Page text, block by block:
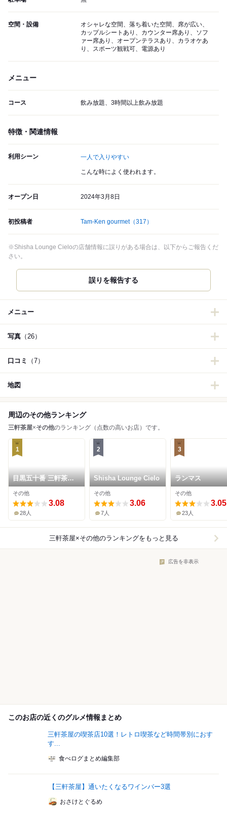
空間・設備
オシャレな空間、落ち着いた空間、席が広い、
カップルシートあり、カウンター席あり、ソフ
ァー席あり、オープンテラスあり、カラオケあ
り、スポーツ観戦可、電源あり
メニュー
コース 飲み放題、3時間以上飲み放題
特徴・関連情報
利用シーン 一人で入りやすい
こんな時によく使われます。
オープン日 2024年3月8日
初投稿者 Tam-Ken gourmet（317）
※Shisha Lounge Cieloの店舗情報に誤りがある場合は、以下からご報告くだ
さい。
誤りを報告する
メニュー
写真 （26）
口コミ （7）
地図
周辺のその他ランキング
三軒茶屋×その他のランキング（点数の高いお店）です。
1
目黒五十番 三軒茶屋
店
その他
3.08
28人
2
Shisha Lounge Cielo
その他
3.06
7人
3
ランマス
その他
3.05
23人
三軒茶屋×その他のランキングをもっと見る
広告を非表示
このお店の近くのグルメ情報まとめ
三軒茶屋の喫茶店10選！レトロ喫茶など時間帯別におす
す...
食べログまとめ編集部
【三軒茶屋】通いたくなるワインバー3選
おさけとぐるめ